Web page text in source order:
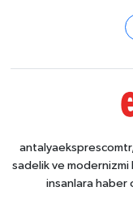
sadelik ve modernizmi
insanlara haber